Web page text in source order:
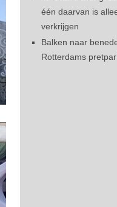
één daarvan is
verkrijgen
Balken naar
Rotterdams